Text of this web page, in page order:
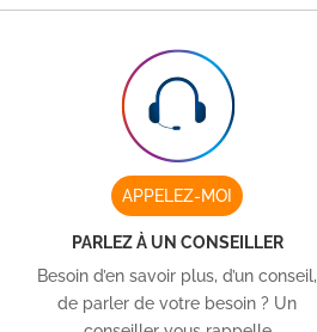
APPELEZ-MOI
PARLEZ À UN CONSEILLER
Besoin d’en savoir plus, d’un conseil,
de parler de votre besoin ? Un